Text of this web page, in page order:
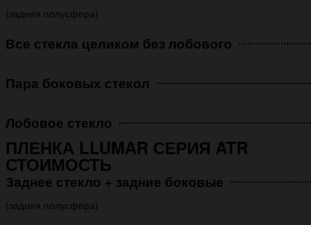
(задняя полусфера)
Все стекла целиком без лобового
Пара боковых стекол
Лобовое стекло
ПЛЕНКА LLUMAR СЕРИЯ ATR
СТОИМОСТЬ
Заднее стекло + задние боковые
(задняя полусфера)